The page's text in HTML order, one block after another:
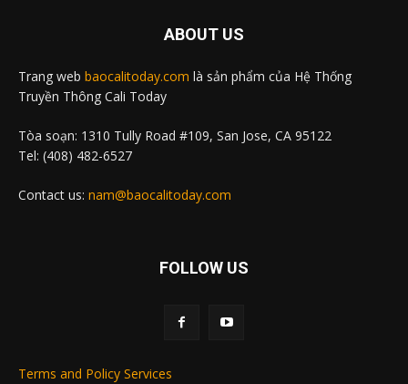
ABOUT US
Trang web baocalitoday.com là sản phẩm của Hệ Thống
Truyền Thông Cali Today
Tòa soạn: 1310 Tully Road #109, San Jose, CA 95122
Tel: (408) 482-6527
Contact us: nam@baocalitoday.com
FOLLOW US
Terms and Policy Services